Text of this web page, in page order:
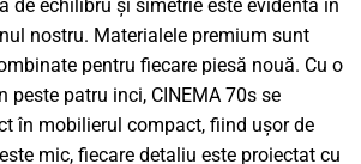
de echilibru și simetrie este evidentă în
nostru. Materialele premium sunt
pentru fiecare piesă nouă. Cu o
peste patru inci, CINEMA 70s se
în mobilierul compact, fiind ușor de
mic, fiecare detaliu este proiectat cu